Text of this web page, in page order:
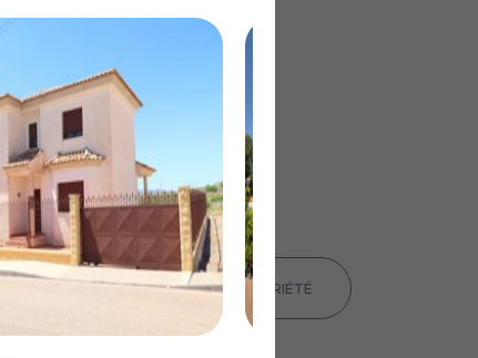
IMPRIMER LES DÉTAILS DE LA PROPRIÉTÉ